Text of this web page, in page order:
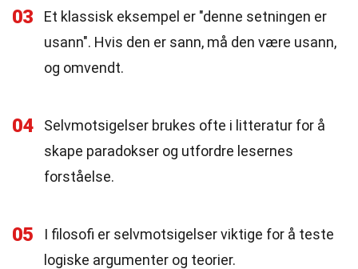
03
Et klassisk eksempel er "denne setningen er
usann". Hvis den er sann, må den være usann,
og omvendt.
04
Selvmotsigelser brukes ofte i litteratur for å
skape paradokser og utfordre lesernes
forståelse.
05
I filosofi er selvmotsigelser viktige for å teste
logiske argumenter og teorier.